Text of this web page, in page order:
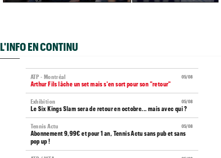
L'INFO EN CONTINU
05/08
ATP - Montréal
Arthur Fils lâche un set mais s'en sort pour son "retour"
05/08
Exhibition
Le Six Kings Slam sera de retour en octobre... mais avec qui ?
05/08
Tennis Actu
Abonnement 9,99€ et pour 1 an, Tennis Actu sans pub et sans
pop up !